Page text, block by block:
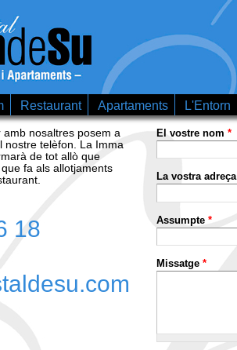
Restaurant Apartaments L'Entorn
nosaltres posem a
nostre telèfon. La Imma
de tot allò que
fa als allotjaments
18
El vostre nom *
La vostra
Assumpte *
Missatge *